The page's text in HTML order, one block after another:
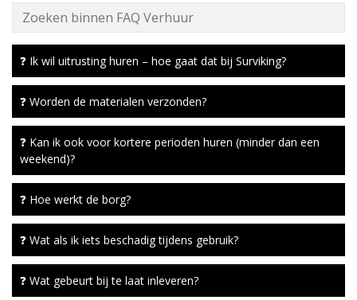
Zoeken binnen FAQ Verhuur
❓ Ik wil uitrusting huren – hoe gaat dat bij Surviking?
❓ Worden de materialen verzonden?
❓ Kan ik ook voor kortere perioden huren (minder dan een
weekend)?
❓ Hoe werkt de borg?
❓ Wat als ik iets beschadig tijdens gebruik?
❓ Wat gebeurt bij te laat inleveren?